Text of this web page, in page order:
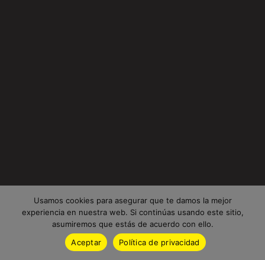
Usamos cookies para asegurar que te damos la mejor
experiencia en nuestra web. Si continúas usando este sitio,
asumiremos que estás de acuerdo con ello.
Aceptar
Política de privacidad